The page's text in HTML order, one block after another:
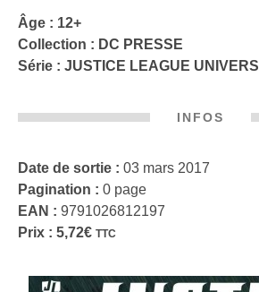
Âge : 12+
Collection : DC PRESSE
Série : JUSTICE LEAGUE UNIVERS
INFOS
Date de sortie : 03 mars 2017
Pagination : 0 page
EAN : 9791026812197
Prix : 5,72€ TTC